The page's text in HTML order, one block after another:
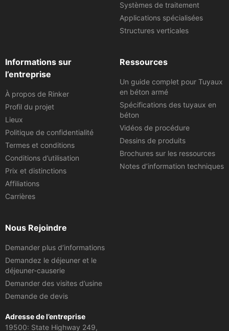
Systèmes de traitement
Applications spécialisées
Structures verticales
Informations sur
l’entreprise
À propos de Rinker
Profil du projet
Lieux
Politique de confidentialité
Termes et conditions
Conditions d’utilisation
Prix et distinctions
Affiliations
Carrières
Ressources
Un guide complet pour Tuyaux
en béton armé
Spécifications des tuyaux en
béton
Vidéos de procédure
Dessins de produits
Brochures sur les ressources
Notes d’information techniques
Nous Rejoindre
Demander plus d’informations
Demandez le déjeuner et le
déjeuner-causerie
Demander des visites d’usine
Demande de devis
Adresse de l’entreprise
19500: State Highway 249,